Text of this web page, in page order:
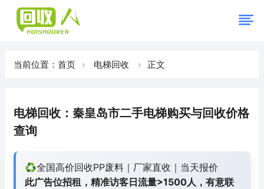
当前位置： 首页 电梯回收 正文
电梯回收：秦皇岛市二手电梯购买与回收价格
查询
♻️全国高价回收PP废料｜厂家直收｜当天报价
此广告位招租，精准访客日流量>1500人，有意联